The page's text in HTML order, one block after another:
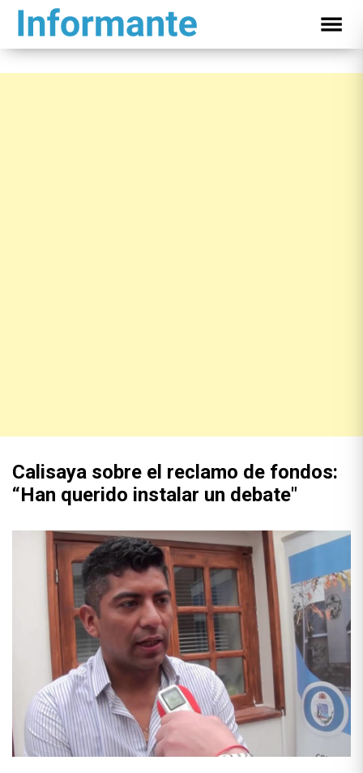
Calisaya sobre el reclamo de fondos:
“Han querido instalar un debate"